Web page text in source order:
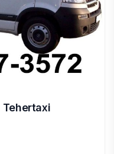
Tehertaxi